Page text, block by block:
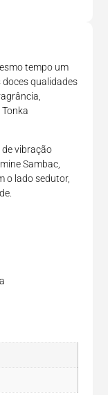
tempo um
qualidades
vibração
Sambac,
o lado sedutor,